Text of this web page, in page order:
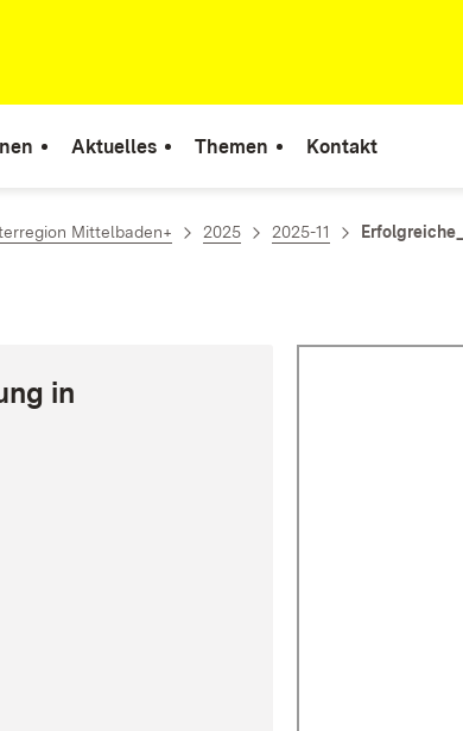
Aktuelles Themen Kontakt
Mittelbaden+ 2025 2025-11
in